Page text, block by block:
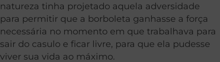
natureza tinha projetado aquela adversidade
para permitir que a borboleta ganhasse a força
necessária no momento em que trabalhava para
sair do casulo e ficar livre, para que ela pudesse
viver sua vida ao máximo.